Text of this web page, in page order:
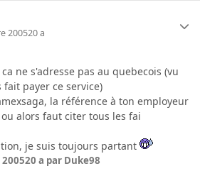
200520 a
ne s'adresse pas au quebecois (vu
payer ce service)
la référence à ton employeur
alors faut citer tous les fai
je suis toujours partant
20 a par Duke98